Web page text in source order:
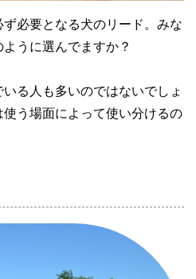
必要となる犬のリード。みな
うに選んでますか？
る人も多いのではないでしょ
う場面によって使い分けるの